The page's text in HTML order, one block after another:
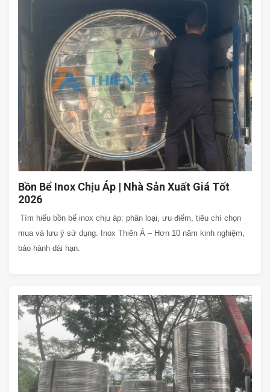
Bồn Bể Inox Chịu Áp | Nhà Sản Xuất Giá Tốt
2026
Tìm hiểu bồn bể inox chịu áp: phân loại, ưu điểm, tiêu chí chọn
mua và lưu ý sử dụng. Inox Thiên Á – Hơn 10 năm kinh nghiệm,
bảo hành dài hạn.